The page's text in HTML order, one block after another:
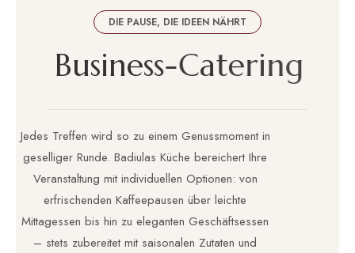
DIE PAUSE, DIE IDEEN NÄHRT
Business-Catering
Jedes Treffen wird so zu einem Genussmoment in
geselliger Runde. Badiulas Küche bereichert Ihre
Veranstaltung mit individuellen Optionen: von
erfrischenden Kaffeepausen über leichte
Mittagessen bis hin zu eleganten Geschäftsessen
– stets zubereitet mit saisonalen Zutaten und